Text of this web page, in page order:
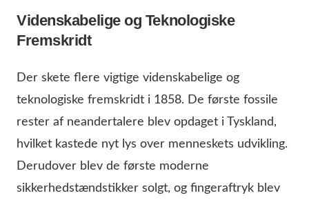
Videnskabelige og Teknologiske
Fremskridt
Der skete flere vigtige videnskabelige og
teknologiske fremskridt i 1858. De første fossile
rester af neandertalere blev opdaget i Tyskland,
hvilket kastede nyt lys over menneskets udvikling.
Derudover blev de første moderne
sikkerhedstændstikker solgt, og fingeraftryk blev